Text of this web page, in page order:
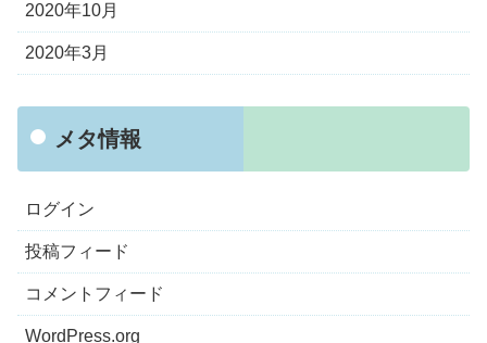
2020年10月
2020年3月
メタ情報
ログイン
投稿フィード
コメントフィード
WordPress.org